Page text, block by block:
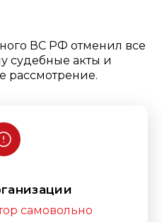
ВС РФ отменил все
судебные акты и
рассмотрение.
самовольно